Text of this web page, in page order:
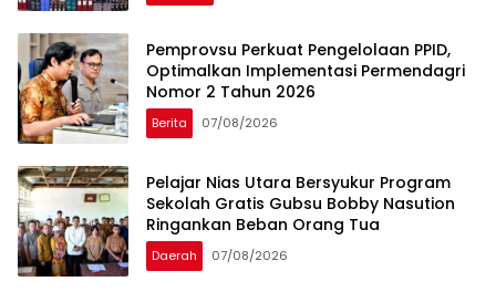
Pemprovsu Perkuat Pengelolaan PPID,
Optimalkan Implementasi Permendagri
Nomor 2 Tahun 2026
Berita 07/08/2026
Pelajar Nias Utara Bersyukur Program
Sekolah Gratis Gubsu Bobby Nasution
Ringankan Beban Orang Tua
Daerah 07/08/2026